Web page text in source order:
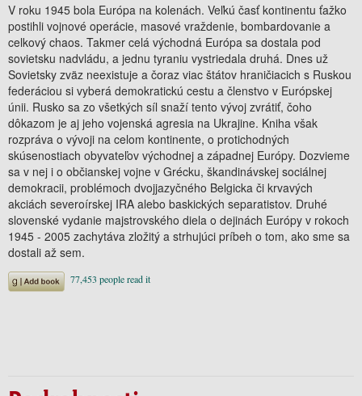
V roku 1945 bola Európa na kolenách. Veľkú časť kontinentu ťažko
postihli vojnové operácie, masové vraždenie, bombardovanie a
celkový chaos. Takmer celá východná Európa sa dostala pod
sovietsku nadvládu, a jednu tyraniu vystriedala druhá. Dnes už
Sovietsky zväz neexistuje a čoraz viac štátov hraničiacich s Ruskou
federáciou si vyberá demokratickú cestu a členstvo v Európskej
únii. Rusko sa zo všetkých síl snaží tento vývoj zvrátiť, čoho
dôkazom je aj jeho vojenská agresia na Ukrajine. Kniha však
rozpráva o vývoji na celom kontinente, o protichodných
skúsenostiach obyvateľov východnej a západnej Európy. Dozvieme
sa v nej i o občianskej vojne v Grécku, škandinávskej sociálnej
demokracii, problémoch dvojjazyčného Belgicka či krvavých
akciách severoírskej IRA alebo baskických separatistov. Druhé
slovenské vydanie majstrovského diela o dejinách Európy v rokoch
1945 - 2005 zachytáva zložitý a strhujúci príbeh o tom, ako sme sa
dostali až sem.